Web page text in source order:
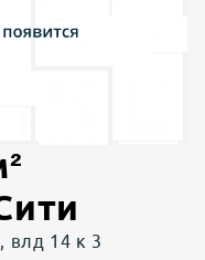
влд 14 к 3